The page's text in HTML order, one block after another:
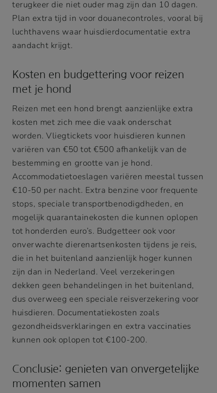
terugkeer die niet ouder mag zijn dan 10 dagen.
Plan extra tijd in voor douanecontroles, vooral bij
luchthavens waar huisdierdocumentatie extra
aandacht krijgt.
Kosten en budgettering voor reizen
met je hond
Reizen met een hond brengt aanzienlijke extra
kosten met zich mee die vaak onderschat
worden. Vliegtickets voor huisdieren kunnen
variëren van €50 tot €500 afhankelijk van de
bestemming en grootte van je hond.
Accommodatietoeslagen variëren meestal tussen
€10-50 per nacht. Extra benzine voor frequente
stops, speciale transportbenodigdheden, en
mogelijk quarantainekosten die kunnen oplopen
tot honderden euro’s. Budgetteer ook voor
onverwachte dierenartsenkosten tijdens je reis,
die in het buitenland aanzienlijk hoger kunnen
zijn dan in Nederland. Veel verzekeringen
dekken geen behandelingen in het buitenland,
dus overweeg een speciale reisverzekering voor
huisdieren. Documentatiekosten zoals
gezondheidsverklaringen en extra vaccinaties
kunnen ook oplopen tot €100-200.
Conclusie: genieten van onvergetelijke
momenten samen